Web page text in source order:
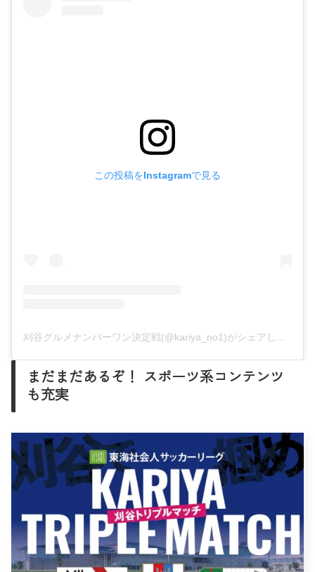
この投稿をInstagramで見る
まだまだあるぞ！ スポーツ系コンテンツ
も充実